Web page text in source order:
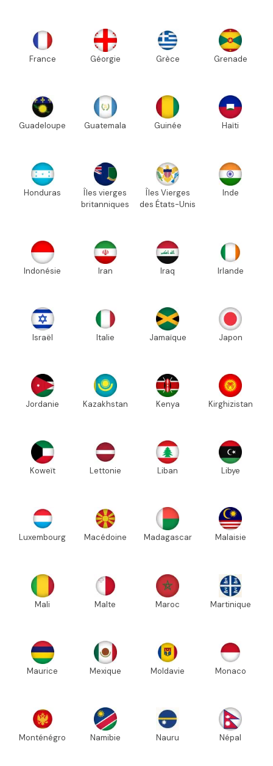
France Géorgie Grèce Grenade
Guadeloupe Guatemala Guinée Haïti
Honduras
Îles vierges
britanniques
Îles Vierges
des États-Unis
Inde
Indonésie Iran Iraq Irlande
Israël Italie Jamaïque Japon
Jordanie Kazakhstan Kenya Kirghizistan
Koweït Lettonie Liban Libye
Luxembourg Macédoine Madagascar Malaisie
Mali Malte Maroc Martinique
Maurice Mexique Moldavie Monaco
Monténégro Namibie Nauru Népal